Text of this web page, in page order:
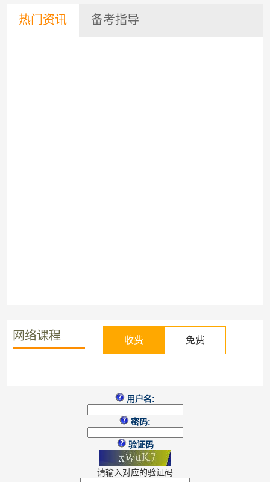
热门资讯 备考指导
网络课程 收费 免费
用户名:
密码:
验证码
请输入对应的验证码